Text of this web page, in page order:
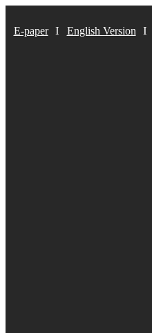
E-paper English Version